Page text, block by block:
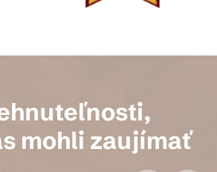
mohli zaujímať